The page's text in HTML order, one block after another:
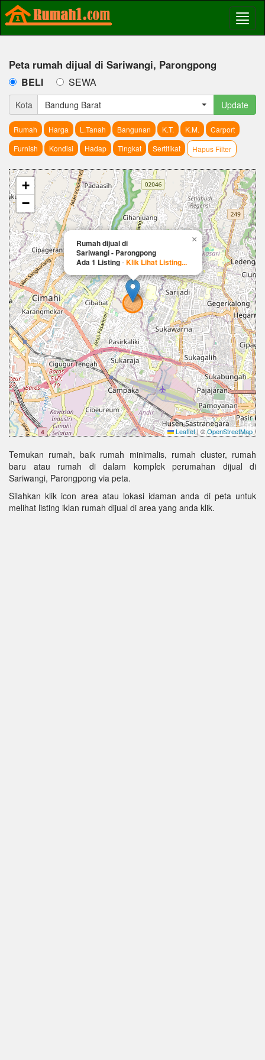
Peta rumah dijual di Sariwangi, Parongpong
BELI SEWA
Kota Bandung Barat Update
Rumah Harga L.Tanah Bangunan K.T. K.M.
Carport
Furnish
Kondisi Hadap Tingkat Sertifikat Hapus Filter
Rumah dijual di
Sariwangi - Parongpong
Ada 1 Listing-Klik Lihat Listing...
×
+
−
Leaflet | ©OpenStreetMap
Temukan rumah, baik rumah minimalis, rumah cluster, rumah
baru atau rumah di dalam komplek perumahan dijual di
Sariwangi, Parongpong via peta.
Silahkan klik icon area atau lokasi idaman anda di peta untuk
melihat listing iklan rumah dijual di area yang anda klik.